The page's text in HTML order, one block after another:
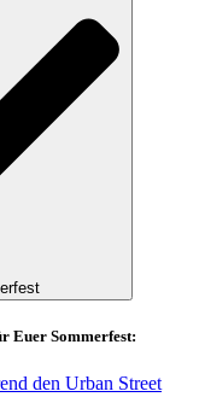
Euer Sommerfest: